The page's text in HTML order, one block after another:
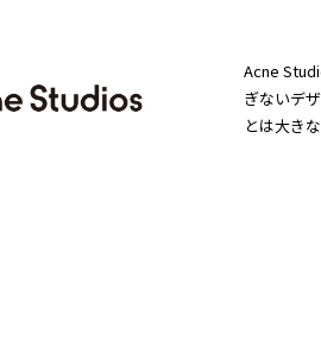
Acne
ぎないデ
とは大き